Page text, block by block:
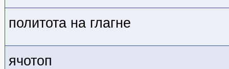
политота на глагне
ячотоп